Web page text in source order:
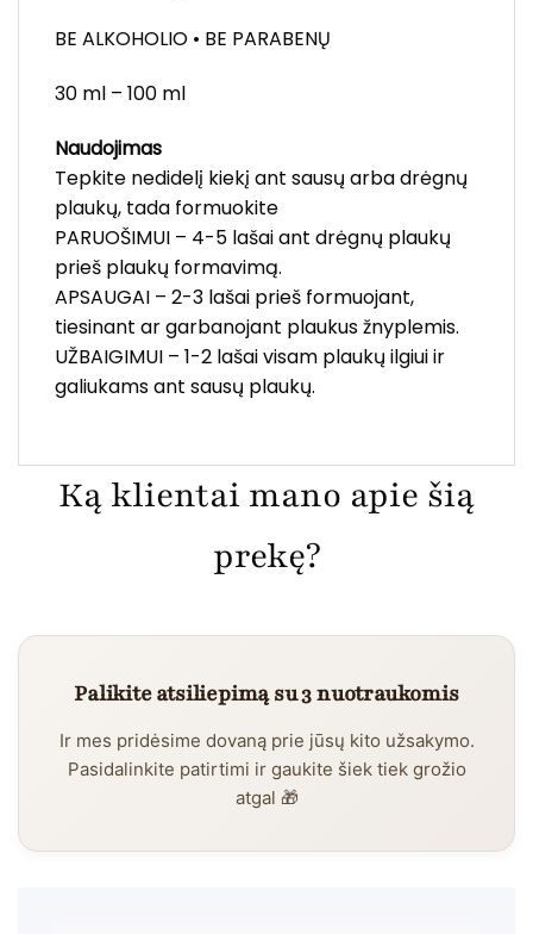
BE ALKOHOLIO • BE PARABENŲ
30 ml – 100 ml
Naudojimas
Tepkite nedidelį kiekį ant sausų arba drėgnų
plaukų, tada formuokite
PARUOŠIMUI – 4-5 lašai ant drėgnų plaukų
prieš plaukų formavimą.
APSAUGAI – 2-3 lašai prieš formuojant,
tiesinant ar garbanojant plaukus žnyplemis.
UŽBAIGIMUI – 1-2 lašai visam plaukų ilgiui ir
galiukams ant sausų plaukų.
Ką klientai mano apie šią
prekę?
Palikite atsiliepimą su 3 nuotraukomis
Ir mes pridėsime dovaną prie jūsų kito užsakymo.
Pasidalinkite patirtimi ir gaukite šiek tiek grožio
atgal 🎁